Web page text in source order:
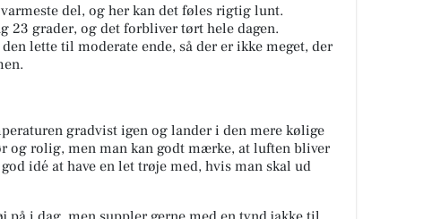
del, og her kan det føles rigtig lunt.
23 grader, og det forbliver tørt hele dagen.
lette til moderate ende, så der er ikke meget, der
gradvist igen og lander i den mere kølige
og rolig, men man kan godt mærke, at luften bliver
idé at have en let trøje med, hvis man skal ud